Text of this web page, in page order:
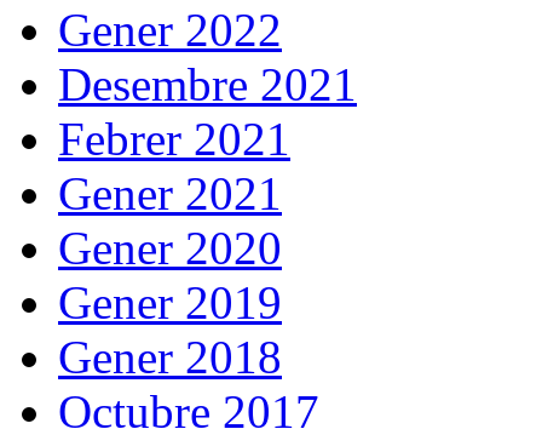
Gener 2022
Desembre 2021
Febrer 2021
Gener 2021
Gener 2020
Gener 2019
Gener 2018
Octubre 2017